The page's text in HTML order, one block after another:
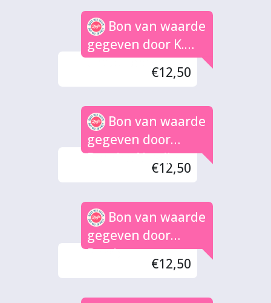
Bon van waarde
gegeven door K.
Grootherder
€12,50
Bon van waarde
gegeven door
Bernice Nawijn
€12,50
Bon van waarde
gegeven door
Barrie
€12,50